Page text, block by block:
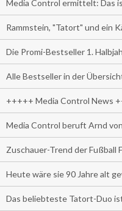
Media Control ermittelt: Das
Rammstein, "Tatort" und ein
Die Promi-Bestseller 1.
Alle Bestseller in der
+++++ Media Control News
Media Control beruft Arnd
Zuschauer-Trend der Fußball
Heute wäre sie 90 Jahre alt
Das beliebteste Tatort-Duo